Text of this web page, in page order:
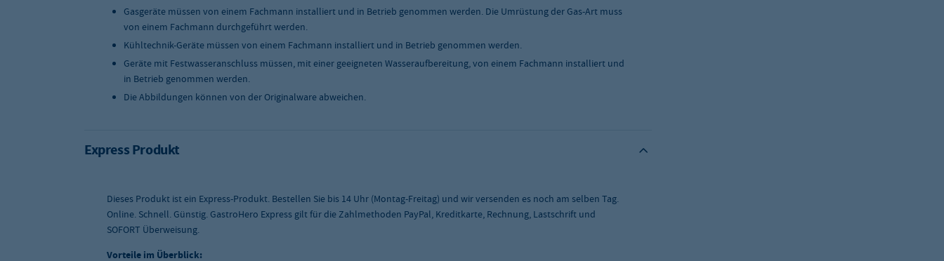
Gasgeräte müssen von einem Fachmann installiert und in Betrieb genommen werden. Die Umrüstung der Gas-Art muss
von einem Fachmann durchgeführt werden.
Kühltechnik-Geräte müssen von einem Fachmann installiert und in Betrieb genommen werden.
Geräte mit Festwasseranschluss müssen, mit einer geeigneten Wasseraufbereitung, von einem Fachmann installiert und
in Betrieb genommen werden.
Die Abbildungen können von der Originalware abweichen.
Express Produkt
Dieses Produkt ist ein Express-Produkt. Bestellen Sie bis 14 Uhr (Montag-Freitag) und wir versenden es noch am selben Tag.
Online. Schnell. Günstig. GastroHero Express gilt für die Zahlmethoden PayPal, Kreditkarte, Rechnung, Lastschrift und
SOFORT Überweisung.
Vorteile im Überblick: